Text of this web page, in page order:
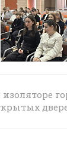
изоляторе